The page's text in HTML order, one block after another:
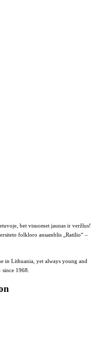
bet visuomet jaunas ir veržlus!
folkloro ansamblis „Ratilio“ –
in Lithuania, yet always young and
1968.